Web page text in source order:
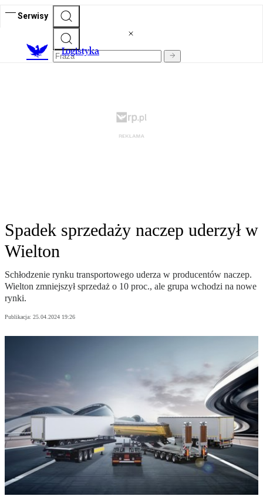
Serwisy
Logistyka
Spadek sprzedaży naczep uderzył w
Wielton
Schłodzenie rynku transportowego uderza w producentów naczep.
Wielton zmniejszył sprzedaż o 10 proc., ale grupa wchodzi na nowe
rynki.
Publikacja: 25.04.2024 19:26